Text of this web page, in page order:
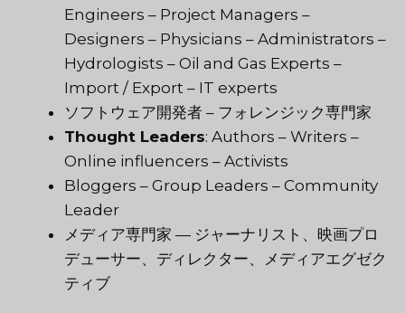
Engineers – Project Managers –
Designers – Physicians – Administrators –
Hydrologists – Oil and Gas Experts –
Import / Export – IT experts
ソフトウェア開発者 – フォレンジック専門家
Thought Leaders: Authors – Writers –
Online influencers – Activists
Bloggers – Group Leaders – Community
Leader
メディア専門家 — ジャーナリスト、映画プロ
デューサー、ディレクター、メディアエグゼク
ティブ